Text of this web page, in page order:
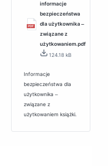
informacje
bezpieczeństwa
dla użytkownika ‒
związane z
użytkowaniem.pdf
124.18 kB
Informacje
bezpieczeństwa dla
użytkownika ‒
związane z
użytkowaniem książki.